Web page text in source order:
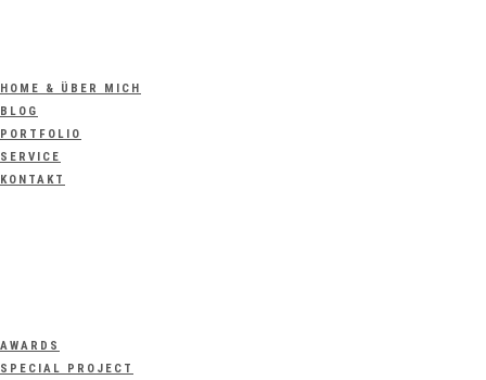
HOME & ÜBER MICH
BLOG
PORTFOLIO
SERVICE
KONTAKT
AWARDS
SPECIAL PROJECT